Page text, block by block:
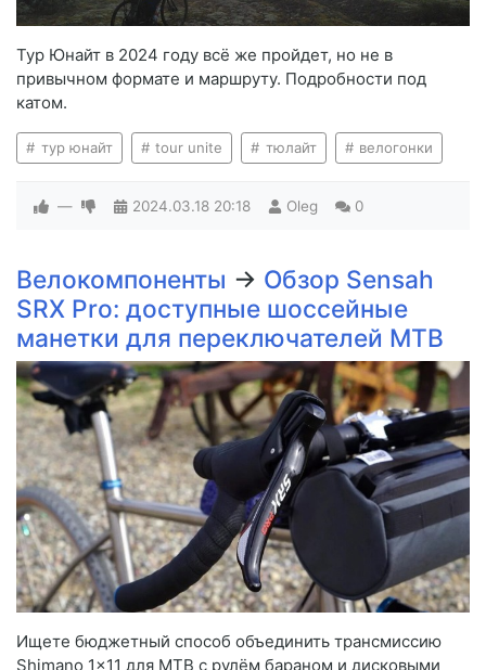
Тур Юнайт в 2024 году всё же пройдет, но не в
привычном формате и маршруту. Подробности под
катом.
тур юнайт tour unite тюлайт велогонки
— 2024.03.18 20:18 Oleg 0
Велокомпоненты → Обзор Sensah
SRX Pro: доступные шоссейные
манетки для переключателей MTB
Ищете бюджетный способ объединить трансмиссию
Shimano 1×11 для MTB с рулём бараном и дисковыми